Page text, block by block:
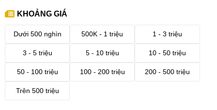
KHOẢNG GIÁ
Dưới 500 nghìn 500K - 1 triệu 1 - 3 triệu
3 - 5 triệu 5 - 10 triệu 10 - 50 triệu
50 - 100 triệu 100 - 200 triệu 200 - 500 triệu
Trên 500 triệu